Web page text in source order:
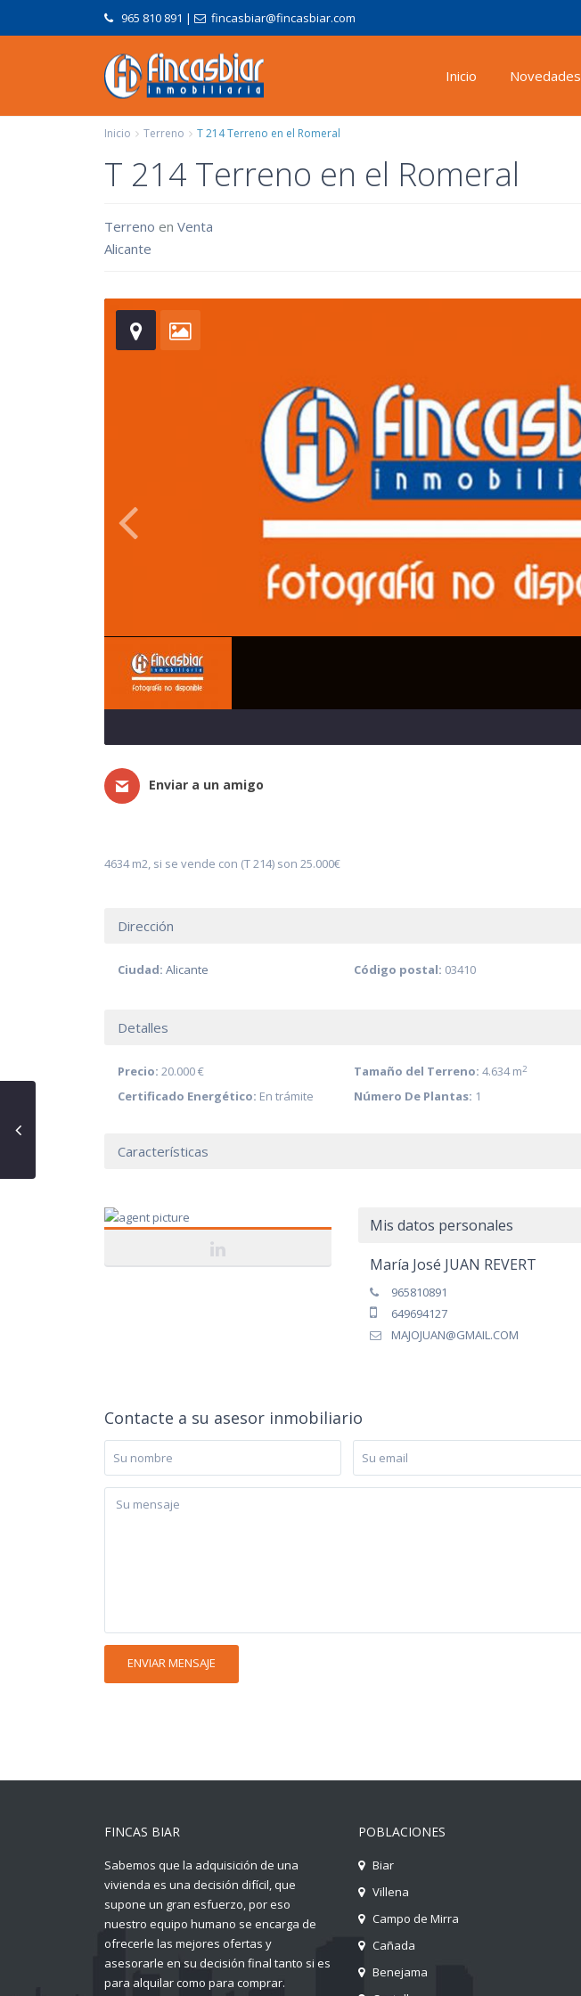
965 810 891 | fincasbiar@fincasbiar.com
Inicio Novedades
Inicio Terreno T 214 Terreno en el Romeral
T 214 Terreno en el Romeral
Terreno en Venta
Alicante
Enviar a un amigo
4634 m2, si se vende con (T 214) son 25.000€
Dirección
Ciudad: Alicante Código postal: 03410
Detalles
Precio: 20.000 € Tamaño del Terreno: 4.634 m2
Certificado Energético: En trámite Número De Plantas: 1
Características
Mis datos personales
María José JUAN REVERT
965810891
649694127
MAJOJUAN@GMAIL.COM
Contacte a su asesor inmobiliario
FINCAS BIAR
Sabemos que la adquisición de una
vivienda es una decisión difícil, que
supone un gran esfuerzo, por eso
nuestro equipo humano se encarga de
ofrecerle las mejores ofertas y
asesorarle en su decisión final tanto si es
para alquilar como para comprar.
POBLACIONES
Biar
Villena
Campo de Mirra
Cañada
Benejama